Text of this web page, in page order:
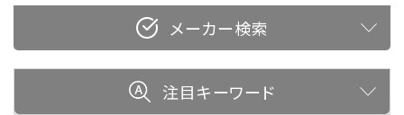
メーカー検索
注目キーワード